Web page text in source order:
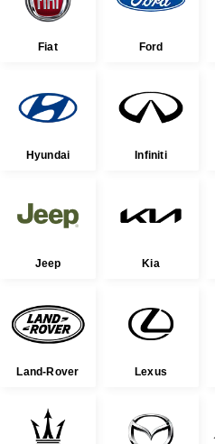
Fiat Ford
Hyundai Infiniti
Jeep Kia
Land-Rover Lexus